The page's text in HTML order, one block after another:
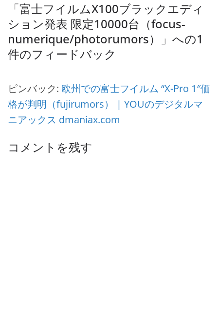
「富士フイルムX100ブラックエディ
ション発表 限定10000台（focus-
numerique/photorumors）
」への1
件のフィードバック
ピンバック: 欧州での富士フイルム “X-Pro 1″価
格が判明（fujirumors） | YOUのデジタルマ
ニアックス dmaniax.com
コメントを残す